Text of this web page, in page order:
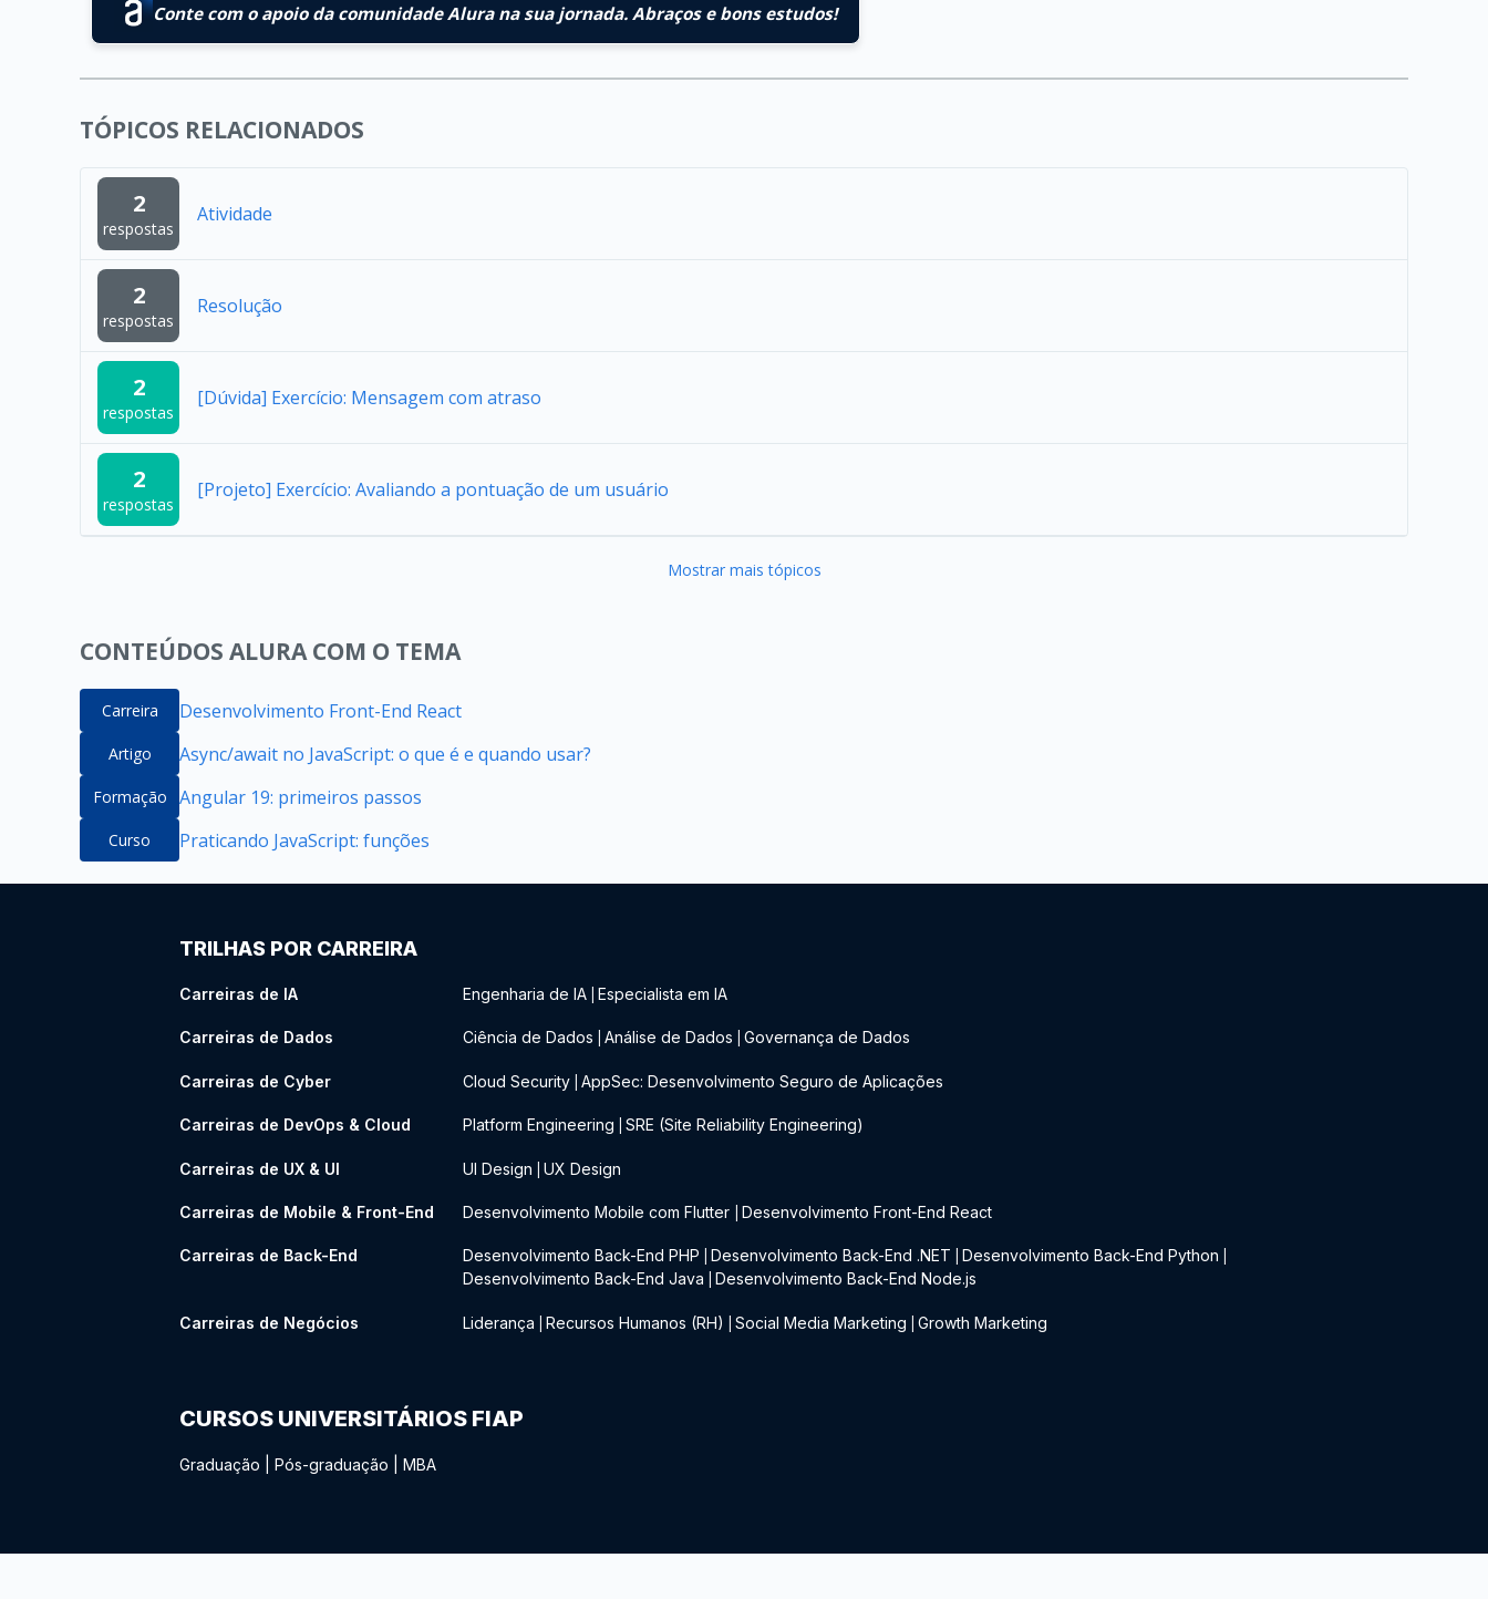
Conte com o apoio da comunidade Alura na sua jornada. Abraços e bons estudos!
TÓPICOS RELACIONADOS
2
respostas
Atividade
2
respostas
Resolução
2
respostas
[Dúvida] Exercício: Mensagem com atraso
2
respostas
[Projeto] Exercício: Avaliando a pontuação de um usuário
Mostrar mais tópicos
CONTEÚDOS ALURA COM O TEMA
Carreira Desenvolvimento Front-End React
Artigo Async/await no JavaScript: o que é e quando usar?
Formação Angular 19: primeiros passos
Curso Praticando JavaScript: funções
TRILHAS POR CARREIRA
Carreiras de IA Engenharia de IA Especialista em IA
Carreiras de Dados Ciência de Dados Análise de Dados Governança de Dados
Carreiras de Cyber Cloud Security AppSec: Desenvolvimento Seguro de Aplicações
Carreiras de DevOps & Cloud Platform Engineering SRE (Site Reliability Engineering)
Carreiras de UX & UI UI Design UX Design
Carreiras de Mobile & Front-End Desenvolvimento Mobile com Flutter Desenvolvimento Front-End React
Carreiras de Back-End Desenvolvimento Back-End PHP Desenvolvimento Back-End .NET Desenvolvimento Back-End Python
Desenvolvimento Back-End Java Desenvolvimento Back-End Node.js
Carreiras de Negócios Liderança Recursos Humanos (RH) Social Media Marketing Growth Marketing
CURSOS UNIVERSITÁRIOS FIAP
Graduação Pós-graduação MBA